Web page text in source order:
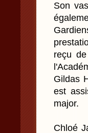
Son
reçu
Gildas
est
major.
Chloé